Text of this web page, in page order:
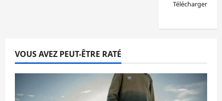
Télécharger
VOUS AVEZ PEUT-ÊTRE RATÉ